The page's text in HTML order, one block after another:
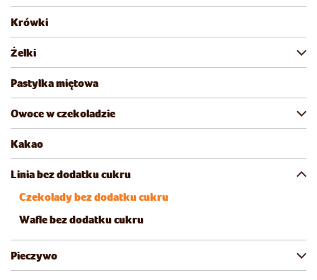
Krówki
Żelki
Pastylka miętowa
Owoce w czekoladzie
Kakao
Linia bez dodatku cukru
Czekolady bez dodatku cukru
Wafle bez dodatku cukru
Pieczywo